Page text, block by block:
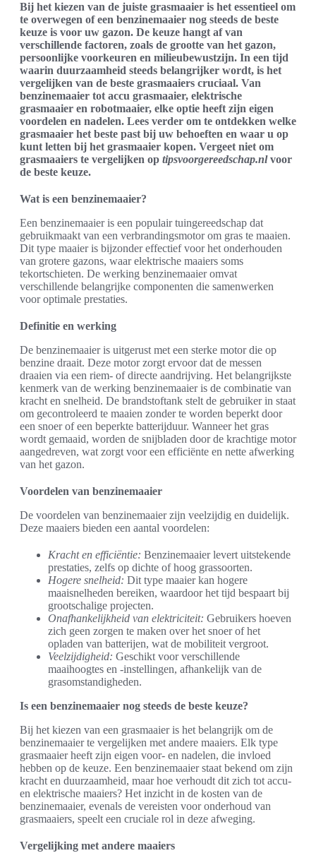
Bij het kiezen van de juiste grasmaaier is het essentieel om
te overwegen of een benzinemaaier nog steeds de beste
keuze is voor uw gazon. De keuze hangt af van
verschillende factoren, zoals de grootte van het gazon,
persoonlijke voorkeuren en milieubewustzijn. In een tijd
waarin duurzaamheid steeds belangrijker wordt, is het
vergelijken van de beste grasmaaiers cruciaal. Van
benzinemaaier tot accu grasmaaier, elektrische
grasmaaier en robotmaaier, elke optie heeft zijn eigen
voordelen en nadelen. Lees verder om te ontdekken welke
grasmaaier het beste past bij uw behoeften en waar u op
kunt letten bij het grasmaaier kopen. Vergeet niet om
grasmaaiers te vergelijken op tipsvoorgereedschap.nlvoor
de beste keuze.
Wat is een benzinemaaier?
Een benzinemaaier is een populair tuingereedschap dat
gebruikmaakt van een verbrandingsmotor om gras te maaien.
Dit type maaier is bijzonder effectief voor het onderhouden
van grotere gazons, waar elektrische maaiers soms
tekortschieten. De werking benzinemaaier omvat
verschillende belangrijke componenten die samenwerken
voor optimale prestaties.
Definitie en werking
De benzinemaaier is uitgerust met een sterke motor die op
benzine draait. Deze motor zorgt ervoor dat de messen
draaien via een riem- of directe aandrijving. Het belangrijkste
kenmerk van de werking benzinemaaier is de combinatie van
kracht en snelheid. De brandstoftank stelt de gebruiker in staat
om gecontroleerd te maaien zonder te worden beperkt door
een snoer of een beperkte batterijduur. Wanneer het gras
wordt gemaaid, worden de snijbladen door de krachtige motor
aangedreven, wat zorgt voor een efficiënte en nette afwerking
van het gazon.
Voordelen van benzinemaaier
De voordelen van benzinemaaier zijn veelzijdig en duidelijk.
Deze maaiers bieden een aantal voordelen:
Kracht en efficiëntie: Benzinemaaier levert uitstekende
prestaties, zelfs op dichte of hoog grassoorten.
Hogere snelheid: Dit type maaier kan hogere
maaisnelheden bereiken, waardoor het tijd bespaart bij
grootschalige projecten.
Onafhankelijkheid van elektriciteit: Gebruikers hoeven
zich geen zorgen te maken over het snoer of het
opladen van batterijen, wat de mobiliteit vergroot.
Veelzijdigheid: Geschikt voor verschillende
maaihoogtes en -instellingen, afhankelijk van de
grasomstandigheden.
Is een benzinemaaier nog steeds de beste keuze?
Bij het kiezen van een grasmaaier is het belangrijk om de
benzinemaaier te vergelijken met andere maaiers. Elk type
grasmaaier heeft zijn eigen voor- en nadelen, die invloed
hebben op de keuze. Een benzinemaaier staat bekend om zijn
kracht en duurzaamheid, maar hoe verhoudt dit zich tot accu-
en elektrische maaiers? Het inzicht in de kosten van de
benzinemaaier, evenals de vereisten voor onderhoud van
grasmaaiers, speelt een cruciale rol in deze afweging.
Vergelijking met andere maaiers